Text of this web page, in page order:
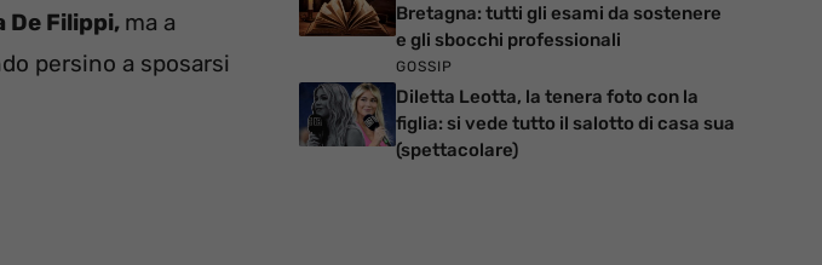
De Filippi, ma a
persino a sposarsi
Bretagna: tutti gli esami da sostenere
e gli sbocchi professionali
GOSSIP
Diletta Leotta, la tenera foto con la
figlia: si vede tutto il salotto di casa sua
(spettacolare)